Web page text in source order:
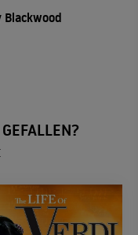
Blackwood
GEFALLEN?